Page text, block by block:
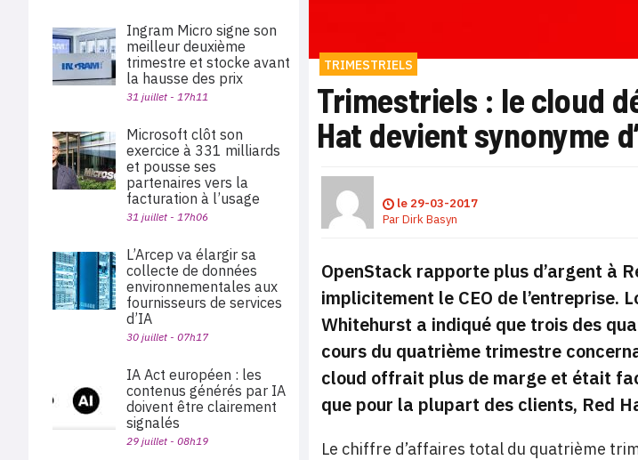
TRIMESTRIELS
Trimestriels : le cloud
Hat devient synonyme
le 29-03-2017
ParDirk Basyn
OpenStack rapporte plus d’argent à
implicitement le CEO de l’entreprise.
Whitehurst a indiqué que trois des
cours du quatrième trimestre
cloud offrait plus de marge et était
que pour la plupart des clients, Red
Le chiffre d’affaires total du quatrième
Ingram Micro signe son
meilleur deuxième
trimestre et stocke avant
la hausse des prix
31 juillet - 17h11
Microsoft clôt son
exercice à 331 milliards
et pousse ses
partenaires vers la
facturation à l’usage
31 juillet - 17h06
L’Arcep va élargir sa
collecte de données
environnementales aux
fournisseurs de services
d’IA
30 juillet - 07h17
IA Act européen : les
contenus générés par IA
doivent être clairement
signalés
29 juillet - 08h19